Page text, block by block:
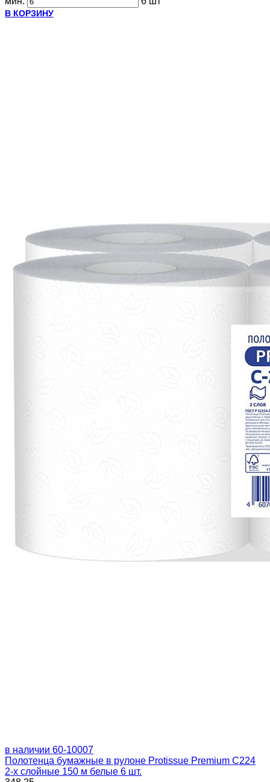
В КОРЗИНУ
в наличии 60-10007
Полотенца бумажные в рулоне Protissue Premium C224
2-х слойные 150 м белые 6 шт.